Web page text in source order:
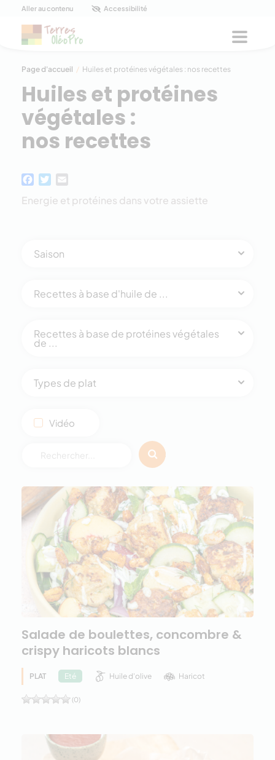
Panneau de gestion des cookies
Aller au contenu Accessibilité
Page d'accueil / Huiles et protéines végétales : nos recettes
Huiles et protéines
végétales :
nos recettes
Facebook
Twitter
Energie et protéines dans votre assiette
Saison
Recettes à base d'huile de ...
Recettes à base de protéines végétales
de ...
Types de plat
Vidéo
Salade de boulettes, concombre &
crispy haricots blancs
PLAT Eté Huile d'olive Haricot
(0)